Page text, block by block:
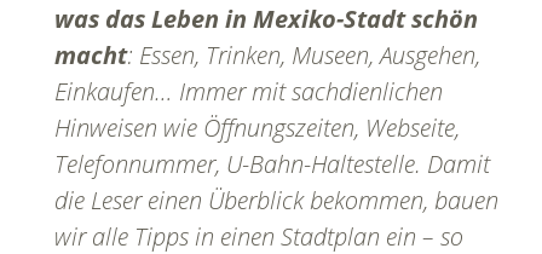
was das Leben in Mexiko-Stadt schön
macht: Essen, Trinken, Museen, Ausgehen,
Einkaufen… Immer mit sachdienlichen
Hinweisen wie Öffnungszeiten, Webseite,
Telefonnummer, U-Bahn-Haltestelle. Damit
die Leser einen Überblick bekommen, bauen
wir alle Tipps in einen Stadtplan ein – so